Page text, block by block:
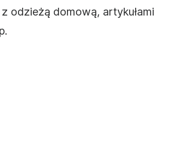
odzieżą domową, artykułami